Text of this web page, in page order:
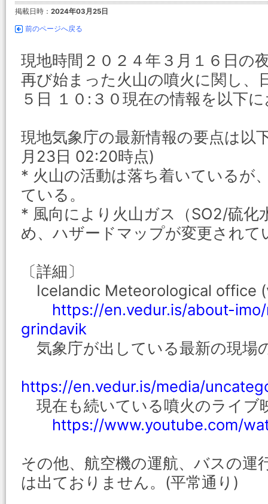
掲載日時： 2024年03月25日
前のページへ戻る
現地時間２０２４年３月１６日の
再び始まった火山の噴火に関し、
５日 １０:３０現在の情報を以下
現地気象庁の最新情報の要点は以
月23日 02:20時点)
* 火山の活動は落ち着いているが
ている。
* 風向により火山ガス（SO2/硫化
め、ハザードマップが変更されて
〔詳細〕
Icelandic Meteorological office
https://en.vedur.is/about-
grindavik
気象庁が出している最新の現場
https://en.vedur.is/media/
現在も続いている噴火のライブ
https://www.youtube.com/
その他、航空機の運航、バスの運
は出ておりません。(平常通り)